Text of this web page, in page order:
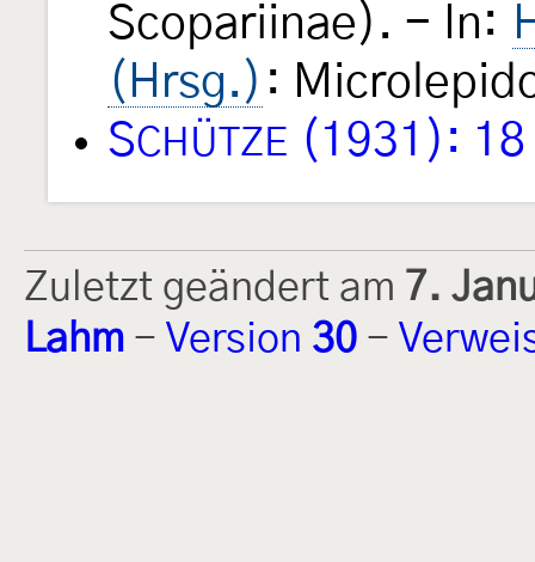
Scopariinae). - In:
(Hrsg.) :
SCHÜTZE (1931): 18
Zuletzt geändert am 7.
Lahm - Version 30 -